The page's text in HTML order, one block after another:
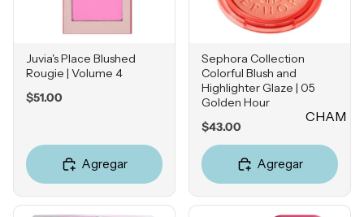
Niacina
mico
Ácido
Ácido
Glicólico
Péptidos
e
ores
Máscara
pestañas
CHAM
ACON
DICION
ADOR
Juvia's Place Blushed
Rougie | Volume 4
Price
$51.00
Agregar
Sephora Collection
Colorful Blush and
Highlighter Glaze | 05
Golden Hour
Price
$43.00
Agregar